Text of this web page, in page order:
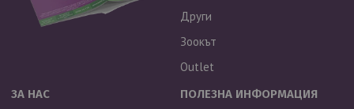
Други
Зоокът
Outlet
ЗА НАС ПОЛЕЗНА ИНФОРМАЦИЯ